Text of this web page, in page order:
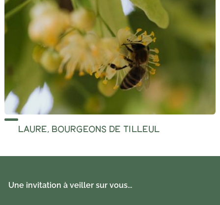
LAURE, BOURGEONS DE TILLEUL
Une invitation à veiller sur vous...